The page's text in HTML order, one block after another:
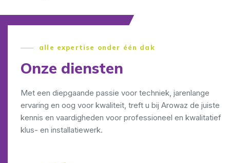
alle expertise onder één dak
Onze diensten
Met een diepgaande passie voor techniek, jarenlange
ervaring en oog voor kwaliteit, treft u bij Arowaz de juiste
kennis en vaardigheden voor professioneel en kwalitatief
klus- en installatiewerk.